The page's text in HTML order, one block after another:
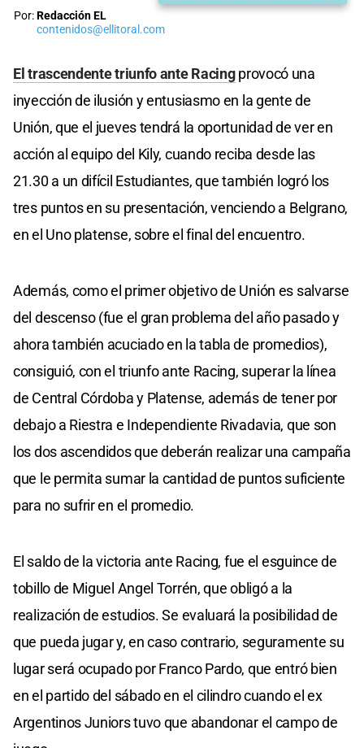
Por:Redacción EL
contenidos@ellitoral.com
El trascendente triunfo ante Racingprovocó una
inyección de ilusión y entusiasmo en la gente de
Unión, que el jueves tendrá la oportunidad de ver en
acción al equipo del Kily, cuando reciba desde las
21.30 a un difícil Estudiantes, que también logró los
tres puntos en su presentación, venciendo a Belgrano,
en el Uno platense, sobre el final del encuentro.
Además, como el primer objetivo de Unión es salvarse
del descenso (fue el gran problema del año pasado y
ahora también acuciado en la tabla de promedios),
consiguió, con el triunfo ante Racing, superar la línea
de Central Córdoba y Platense, además de tener por
debajo a Riestra e Independiente Rivadavia, que son
los dos ascendidos que deberán realizar una campaña
que le permita sumar la cantidad de puntos suficiente
para no sufrir en el promedio.
El saldo de la victoria ante Racing, fue el esguince de
tobillo de Miguel Angel Torrén, que obligó a la
realización de estudios. Se evaluará la posibilidad de
que pueda jugar y, en caso contrario, seguramente su
lugar será ocupado por Franco Pardo, que entró bien
en el partido del sábado en el cilindro cuando el ex
Argentinos Juniors tuvo que abandonar el campo de